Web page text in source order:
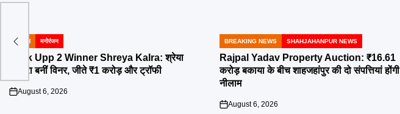
POSTED
बॉलीवुड मनोरंजन
Lock Upp 2 Winner Shreya Kalra: श्रेया
कालरा बनीं विनर, जीते ₹1 करोड़ और ट्रॉफी
on
August 6, 2026
POSTED
IN
BREAKING NEWS SHAHJAHANPUR NEWS
Rajpal Yadav Property Auction: ₹16.61
करोड़ बकाया के बीच शाहजहांपुर की दो संपत्तियां होंगी
नीलाम
on
August 6, 2026